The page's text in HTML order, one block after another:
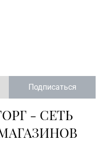
Подписаться
- СЕТЬ